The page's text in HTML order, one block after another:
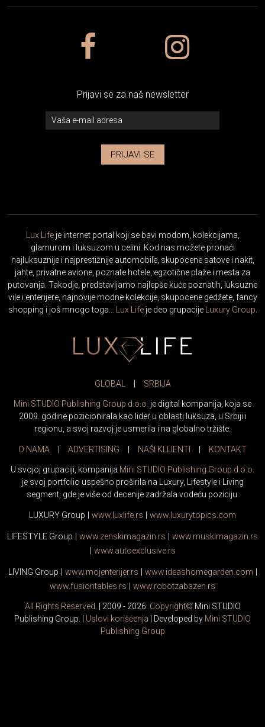
Prijavi se za naš newsletter
PRIJAVI SE
Lux Lifeje internet portal koji se bavi modom, kolekcijama,
glamurom i luksuzom u celini. Kod nas možete pronaći
najluksuznije i najprestižnije automobile, skupocene satove i nakit,
jahte, privatne avione, poznate hotele, egzotične plaže i mesta za
putovanja. Takodje, predstavljamo najlepše kuće poznatih, luksuzne
vile i enterijere, najnovije modne kolekcije, skupocene gedžete, fancy
shopping i još mnogo toga… Lux Lifeje deo grupacije Luxury Group
GLOBAL SRBIJA
Mini STUDIO Publishing Group d.o.o. je digital kompanija, koja se
2009. godine pozicionirala kao lider u oblasti luksuza, u Srbiji i
regionu, a svoj razvoj je usmerila i na globalno tržište.
O NAMA ADVERTISING NAŠI KLIJENTI KONTAKT
U svojoj grupaciji, kompanija Mini STUDIO Publishing Group d.o.o.
je svoj portfolio uspešno proširila na Luxury, Lifestyle i Living
segment, gde je više od decenije zadržala vodeću poziciju:
LUXURY Group www. luxlife.rs www. luxurytopics.com
LIFESTYLE Group www.zenskimagazin.rs www.muskimagazin.rs
www.autoexclusive.rs
LIVING Group www.mojenterijer.rs www.ideashomegarden.com
www.fusiontables.rs www.robotzabazen.rs
All Rights Reserved. | 2009 - 2026. Copyright© Mini STUDIO
Publishing Group. | Uslovi korišćenja | Developed by Mini STUDIO
Publishing Group